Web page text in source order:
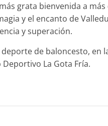
grata bienvenida a
y el encanto de
y superación.
de baloncesto, en
La Gota Fría.